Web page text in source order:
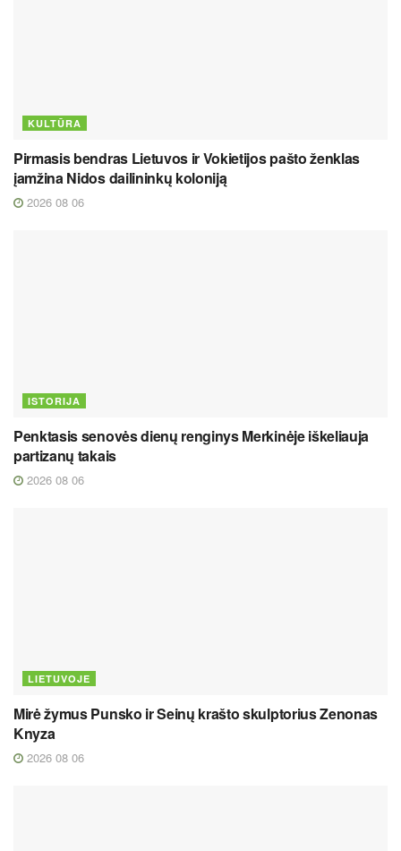
KULTŪRA
Pirmasis bendras Lietuvos ir Vokietijos pašto ženklas
įamžina Nidos dailininkų koloniją
2026 08 06
ISTORIJA
Penktasis senovės dienų renginys Merkinėje iškeliauja
partizanų takais
2026 08 06
LIETUVOJE
Mirė žymus Punsko ir Seinų krašto skulptorius Zenonas
Knyza
2026 08 06